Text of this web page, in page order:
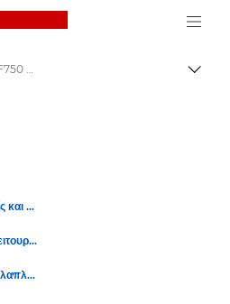
Canon Logo, back to
Επαγγελματικοί εκτυπωτές και μηχανήματα φαξ
Εκτυπωτές πολλαπλών λειτουργιών – Πολυμηχανήματα
Έγχρωμοι εκτυπωτές πολλαπλών λειτουργιών
Σειρά Canon i-SENSYS MF750 – Έγχρωμοι εκτυπωτές γραφείου